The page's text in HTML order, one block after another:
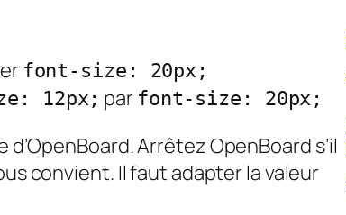
font-size: 20px;
12px; par font-size: 20px;
Arrêtez OpenBoard s’il
convient. Il faut adapter la valeur